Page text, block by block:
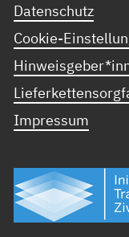
Datenschutz
Cookie-
Impressum